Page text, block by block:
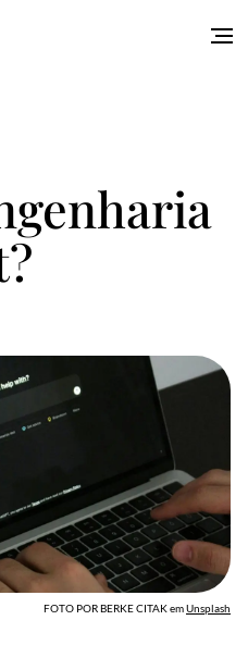
FOTO POR BERKE CITAKemUnsplash